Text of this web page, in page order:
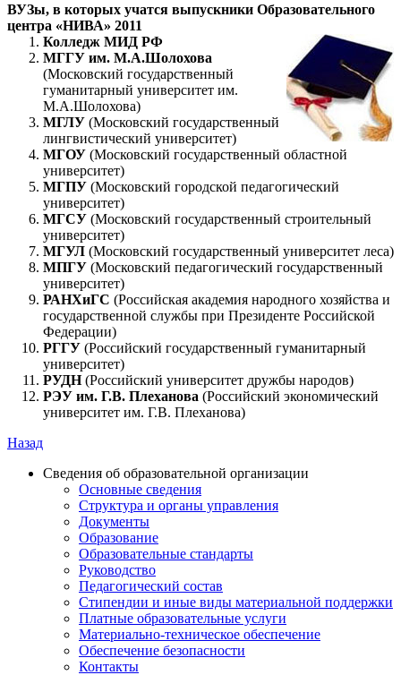
ВУЗы, в которых учатся выпускники Образовательного
центра «НИВА» 2011
Колледж МИД РФ
МГГУ им. М.А.Шолохова
(Московский государственный
гуманитарный университет им.
М.А.Шолохова)
МГЛУ (Московский государственный
лингвистический университет)
МГОУ (Московский государственный областной
университет)
МГПУ (Московский городской педагогический
университет)
МГСУ (Московский государственный строительный
университет)
МГУЛ (Московский государственный университет леса)
МПГУ (Московский педагогический государственный
университет)
РАНХиГС (Российская академия народного хозяйства и
государственной службы при Президенте Российской
Федерации)
РГГУ (Российский государственный гуманитарный
университет)
РУДН(Российский университет дружбы народов)
РЭУ им. Г.В. Плеханова (Российский экономический
университет им. Г.В. Плеханова)
Назад
Сведения об образовательной организации
Основные сведения
Структура и органы управления
Документы
Образование
Образовательные стандарты
Руководство
Педагогический состав
Стипендии и иные виды материальной поддержки
Платные образовательные услуги
Материально-техническое обеспечение
Обеспечение безопасности
Контакты